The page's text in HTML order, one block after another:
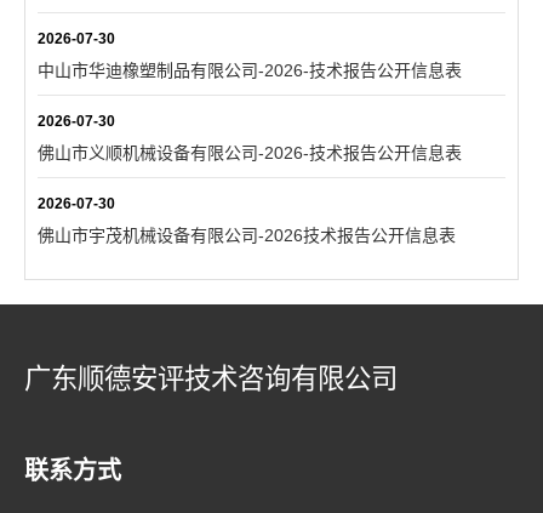
2026-07-30
中山市华迪橡塑制品有限公司-2026-技术报告公开信息表
2026-07-30
佛山市义顺机械设备有限公司-2026-技术报告公开信息表
2026-07-30
佛山市宇茂机械设备有限公司-2026技术报告公开信息表
广东顺德安评技术咨询有限公司
联系方式